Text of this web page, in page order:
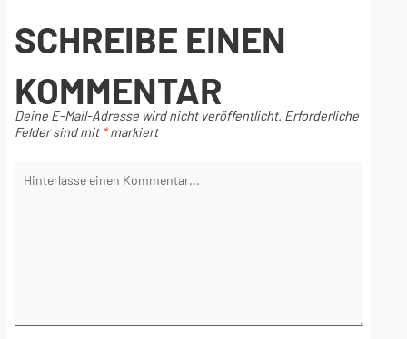
SCHREIBE EINEN
KOMMENTAR
Deine E-Mail-Adresse wird nicht veröffentlicht. Erforderliche
Felder sind mit *markiert